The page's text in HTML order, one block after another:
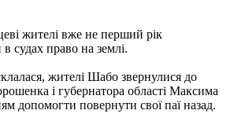
жителі вже не перший рік
судах право на землі.
жителі Шабо звернулися до
і губернатора області Максима
допомогти повернути свої паї назад.